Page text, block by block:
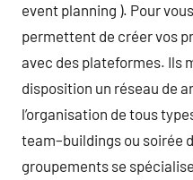
event planning ). Pour
permettent de créer vos
avec des plateformes. Ils
disposition un réseau de
l’organisation de tous
team–buildings ou soirée
groupements se